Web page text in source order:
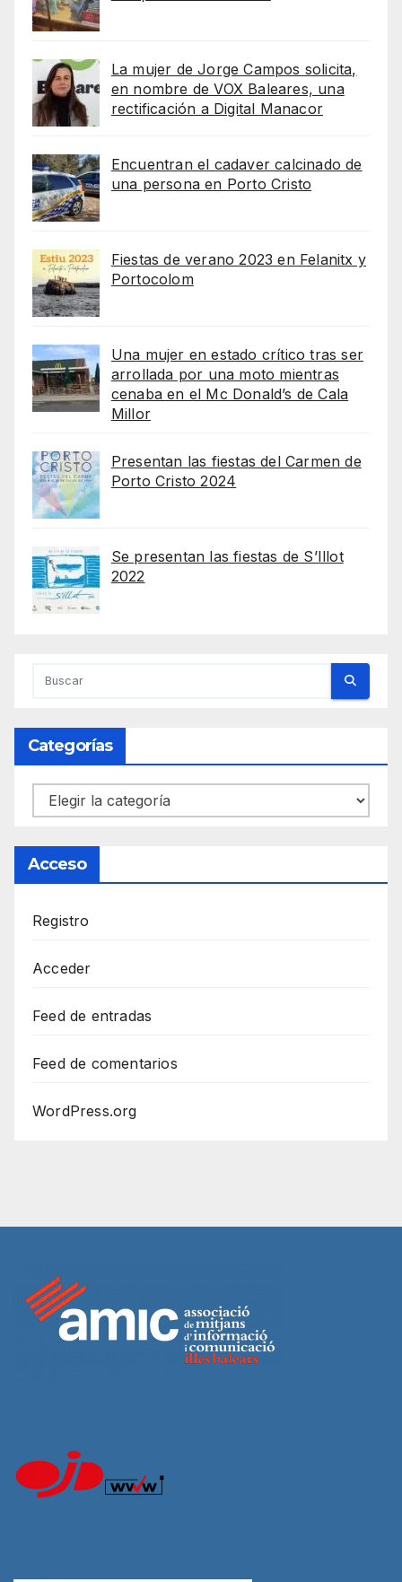
La mujer de Jorge Campos solicita,
en nombre de VOX Baleares, una
rectificación a Digital Manacor
Encuentran el cadaver calcinado de
una persona en Porto Cristo
Fiestas de verano 2023 en Felanitx y
Portocolom
Una mujer en estado crítico tras ser
arrollada por una moto mientras
cenaba en el Mc Donald’s de Cala
Millor
Presentan las fiestas del Carmen de
Porto Cristo 2024
Se presentan las fiestas de S’Illot
2022
Categorías
Categorías
Acceso
Registro
Acceder
Feed de entradas
Feed de comentarios
WordPress.org